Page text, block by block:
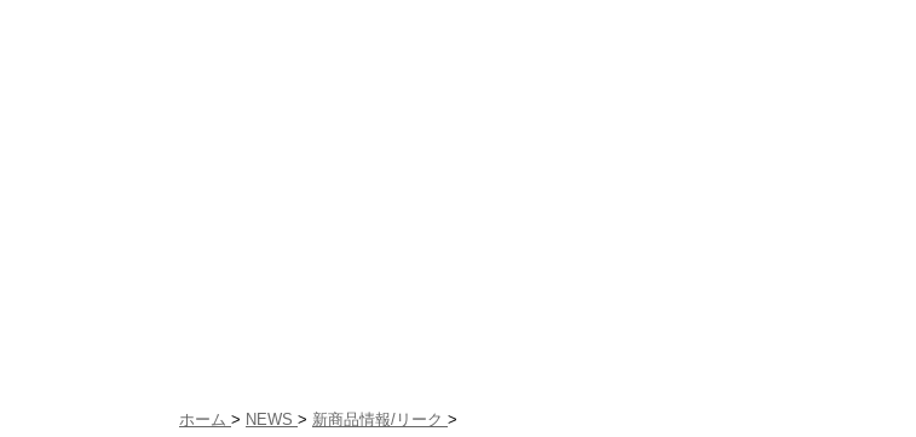
ホーム > NEWS > 新商品情報/リーク >